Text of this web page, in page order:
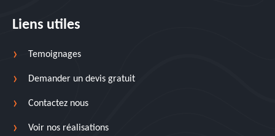
Liens utiles
Temoignages
Demander un devis gratuit
Contactez nous
Voir nos réalisations